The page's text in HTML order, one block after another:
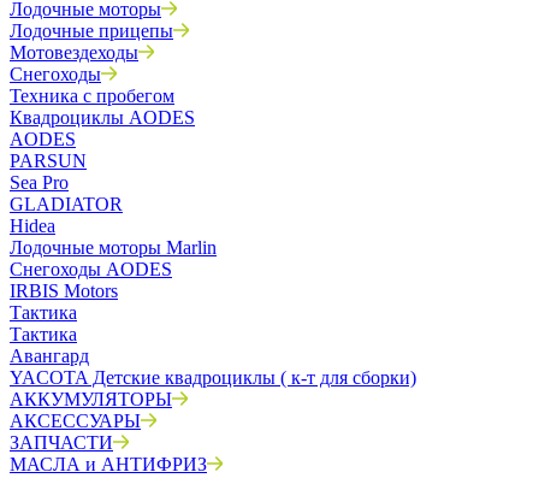
Лодочные моторы
Лодочные прицепы
Мотовездеходы
Снегоходы
Техника с пробегом
Квадроциклы AODES
AODES
PARSUN
Sea Pro
GLADIATOR
Hidea
Лодочные моторы Marlin
Снегоходы AODES
IRBIS Motors
Тактика
Тактика
Авангард
YACOTA Детские квадроциклы ( к-т для сборки)
АККУМУЛЯТОРЫ
АКСЕССУАРЫ
ЗАПЧАСТИ
МАСЛА и АНТИФРИЗ